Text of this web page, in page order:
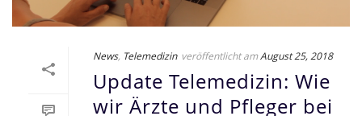
News, Telemedizin veröffentlicht am August 25, 2018
Update Telemedizin: Wie
wir Ärzte und Pfleger bei